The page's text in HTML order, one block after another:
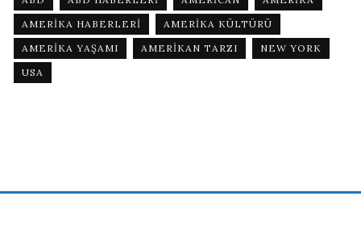
AMERIKA HABERLERI
AMERIKA KÜLTÜRÜ
AMERIKA YAŞAMI
AMERIKAN TARZI
NEW YORK
USA